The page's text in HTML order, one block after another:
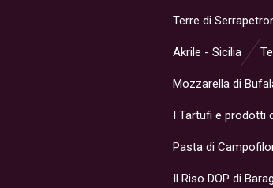
Terre di
Akrile - Sicilia
Mozzarella di
I Tartufi e prodotti
Pasta di
Il Riso DOP di